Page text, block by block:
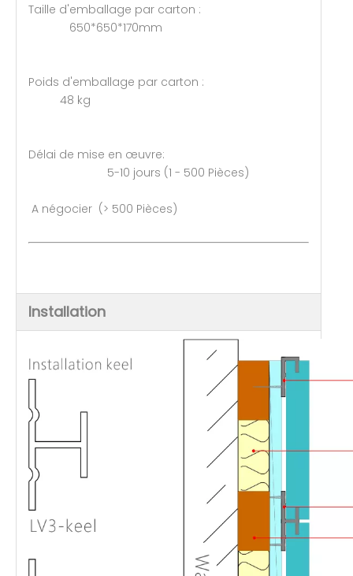
Taille d'emballage par carton :
650*650*170mm
Poids d'emballage par carton :
48 kg
Délai de mise en œuvre:
5-10 jours (1 - 500 Pièces)
A négocier (> 500 Pièces)
Installation